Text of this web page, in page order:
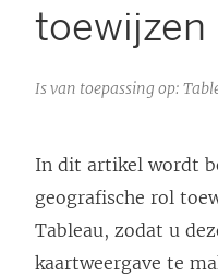
toewijzen
Is van toepassing op:
In dit artikel wordt
geografische rol
Tableau, zodat u
kaartweergave te